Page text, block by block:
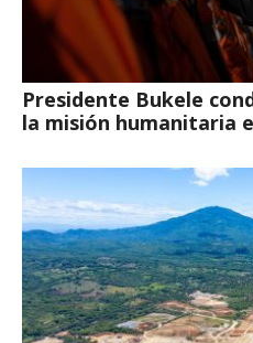
Presidente Bukele
la misión humanitaria